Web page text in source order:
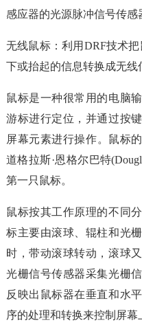
感应器的光源脉冲信号传感
无线鼠标：利用DRF技术
下或抬起的信息转换成无线
鼠标是一种很常用的电脑
游标进行定位，并通过按
屏幕元素进行操作。鼠标
道格拉斯·恩格尔巴特
第一只鼠标。
鼠标按其工作原理的不同
标主要由滚球、辊柱和光
时，带动滚球转动，滚球
光栅信号传感器采集光栅
反映出鼠标器在垂直和水
序的处理和转换来控制屏幕